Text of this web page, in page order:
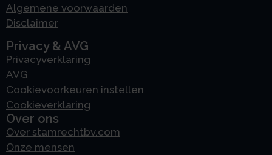
Algemene voorwaarden
Disclaimer
Privacy & AVG
Privacyverklaring
AVG
Cookievoorkeuren instellen
Cookieverklaring
Over ons
Over stamrechtbv.com
Onze mensen